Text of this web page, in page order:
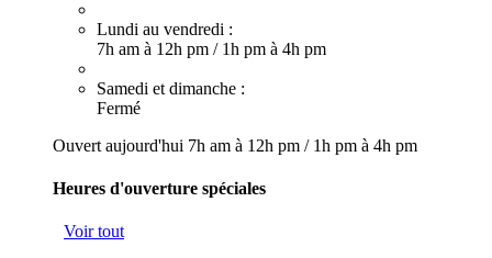
Lundi au vendredi :
7h am à 12h pm / 1h pm à 4h pm
Samedi et dimanche :
Fermé
Ouvert aujourd'hui 7h am à 12h pm / 1h pm à 4h pm
Heures d'ouverture spéciales
Voir tout